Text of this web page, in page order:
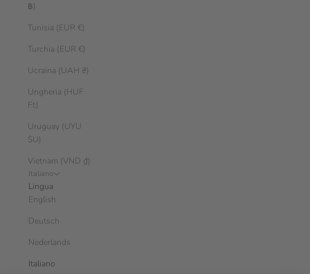
฿)
Tunisia (EUR €)
Turchia (EUR €)
Ucraina (UAH ₴)
Ungheria (HUF
Ft)
Uruguay (UYU
$U)
Vietnam (VND ₫)
Italiano
Lingua
English
Deutsch
Nederlands
Italiano